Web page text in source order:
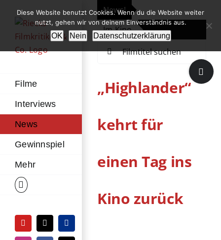
Inhalt
springen
Filme
Interviews
News
Gewinnspiel
Mehr
YouTubeTiktokPayPal
News!
Im Kino
Die
„Highlander“
kehrt für
einen Tag ins
Kino zurück
Toggle
Sliding
Diese Website benutzt Cookies. Wenn du die Website weiter
nutzt, gehen wir von deinem Einverständnis aus.
OK Nein Datenschutzerklärung